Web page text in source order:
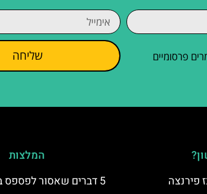
פרסומיים שליחה
פירנצה
המלצות
5 דברים שאסור לפספס בפירנצה